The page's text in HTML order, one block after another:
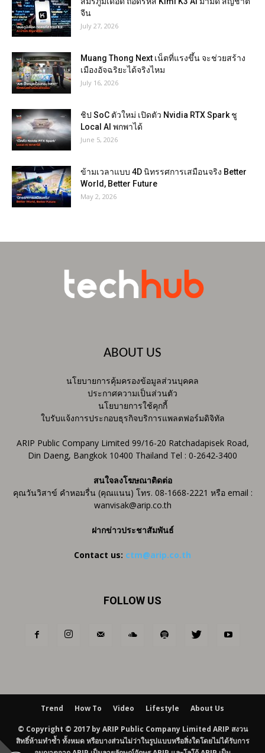
จีน
July 27, 2026
Muang Thong Next เน็ตที่แรงขึ้น จะช่วยสร้าง
เมืองอัจฉริยะได้จริงไหม
July 16, 2026
ชิป SoC ตัวใหม่ เปิดตัว Nvidia RTX Spark ชู
Local AI พกพาได้
June 5, 2026
ข้ามเวลาแบบ 4D นิทรรศการเสมือนจริง Better
World, Better Future
May 2, 2026
ABOUT US
นโยบายการคุ้มครองข้อมูลส่วนบุคคล
ประกาศความเป็นส่วนตัว
นโยบายการใช้คุกกี้
ใบรับแจ้งการประกอบธุรกิจบริการแพลตฟอร์มดิจิทัล
ARIP Public Company Limited 99/16-20 Ratchadapisek Road,
Din Daeng, Bangkok 10400 Thailand Tel : 0-2642-3400
สนใจลงโฆษณาติดต่อ
คุณวันวิสาข์ คำหอมรื่น (คุณแนน) โทร. 08-1668-2221 หรือ email :
wanvisak@arip.co.th
ฝากข่าวประชาสัมพันธ์
Contact us: ctm@arip.co.th
FOLLOW US
Trend How To Video Lifestyle About Us
© Copyright © 2017 by ARIP Public Company Limited ARIP สงวน
สิทธิ์ห้ามทำซ้ำ ทั้งหมด หรือบางส่วนไม่ว่าในรูปแบบหรือสิ่งใดโดยไม่ได้รับการ